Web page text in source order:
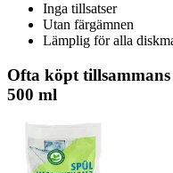
Inga tillsatser
Utan färgämnen
Lämplig för alla
Ofta köpt
500 ml